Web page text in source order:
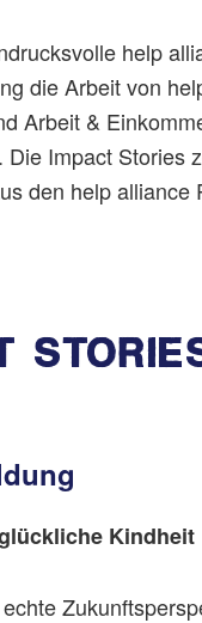
help
die Arbeit von
Arbeit &
Impact Stories
den help
Kindheit